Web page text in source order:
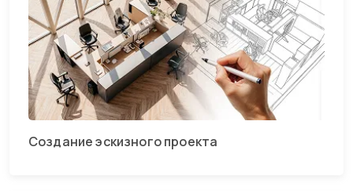
Создание эскизного проекта